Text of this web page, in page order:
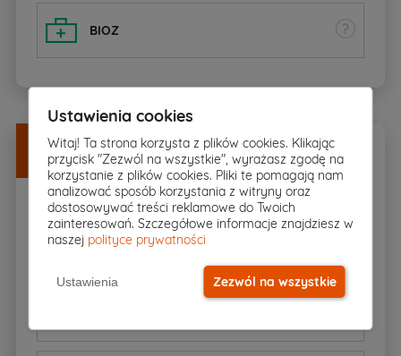
BIOZ
DodatkiwDOBREJ CENIE
Zamów razem z projektem
Kosztorys budowlany
Dodatkowy egzemplarz
Ustawienia cookies
Witaj! Ta strona korzysta z plików cookies. Klikając
przycisk "Zezwól na wszystkie", wyrażasz zgodę na
korzystanie z plików cookies. Pliki te pomagają nam
analizować sposób korzystania z witryny oraz
dostosowywać treści reklamowe do Twoich
zainteresowań. Szczegółowe informacje znajdziesz w
naszej polityce prywatności
Ustawienia Zezwól na wszystkie